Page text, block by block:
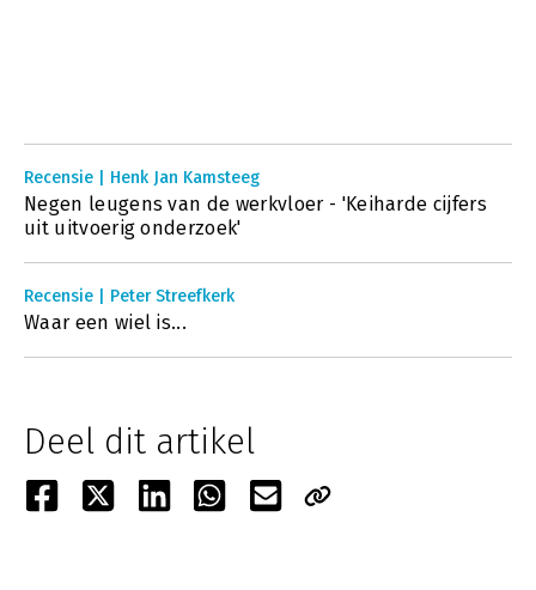
Recensie | Henk Jan Kamsteeg
Negen leugens van de werkvloer - 'Keiharde cijfers
uit uitvoerig onderzoek'
Recensie | Peter Streefkerk
Waar een wiel is...
Deel dit artikel